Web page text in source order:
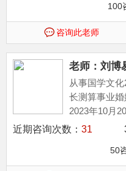
100
咨询此老师
老师：刘博
从事国学文
长测算事业
2023年10月
近期咨询次数： 31 30
50